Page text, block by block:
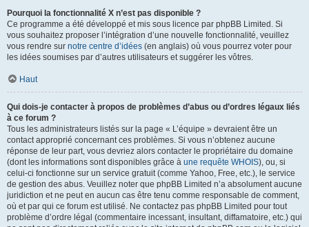
Pourquoi la fonctionnalité X n’est pas disponible ?
Ce programme a été développé et mis sous licence par phpBB Limited. Si
vous souhaitez proposer l’intégration d’une nouvelle fonctionnalité, veuillez
vous rendre sur notre centre d’idées (en anglais) où vous pourrez voter pour
les idées soumises par d’autres utilisateurs et suggérer les vôtres.
Haut
Qui dois-je contacter à propos de problèmes d’abus ou d’ordres légaux liés
à ce forum ?
Tous les administrateurs listés sur la page « L’équipe » devraient être un
contact approprié concernant ces problèmes. Si vous n’obtenez aucune
réponse de leur part, vous devriez alors contacter le propriétaire du domaine
(dont les informations sont disponibles grâce à une requête WHOIS), ou, si
celui-ci fonctionne sur un service gratuit (comme Yahoo, Free, etc.), le service
de gestion des abus. Veuillez noter que phpBB Limited n’a absolument aucune
juridiction et ne peut en aucun cas être tenu comme responsable de comment,
où et par qui ce forum est utilisé. Ne contactez pas phpBB Limited pour tout
problème d’ordre légal (commentaire incessant, insultant, diffamatoire, etc.) qui